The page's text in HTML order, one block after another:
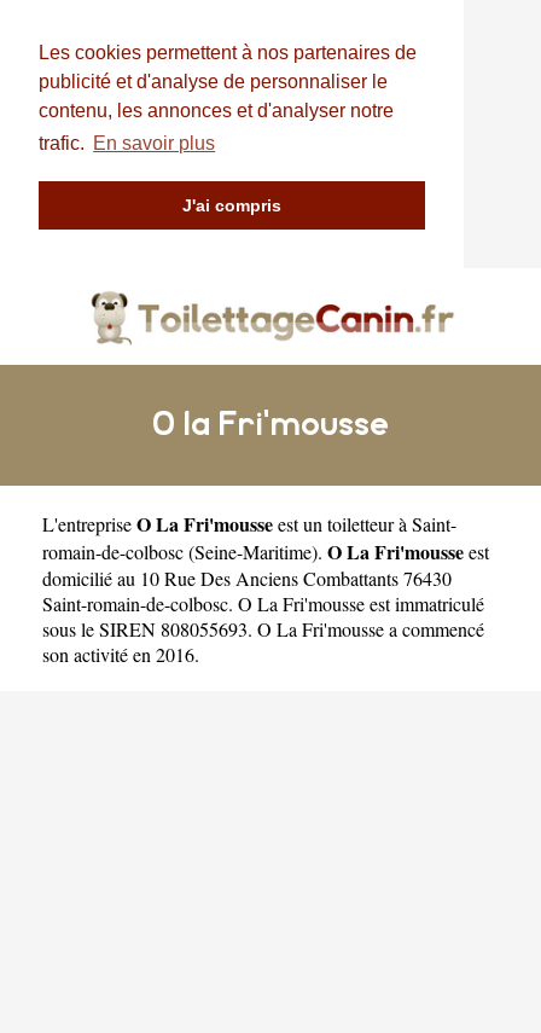
Les cookies permettent à nos partenaires de
publicité et d'analyse de personnaliser le
contenu, les annonces et d'analyser notre
trafic. En savoir plus
J'ai compris
O la Fri'mousse
L'entrepriseO La Fri'mousseest un toiletteur à Saint-
romain-de-colbosc(Seine-Maritime). O La Fri'mousseest
domicilié au 10 Rue Des Anciens Combattants 76430
Saint-romain-de-colbosc. O La Fri'mousse est immatriculé
sous le SIREN 808055693. O La Fri'mousse a commencé
son activité en 2016.